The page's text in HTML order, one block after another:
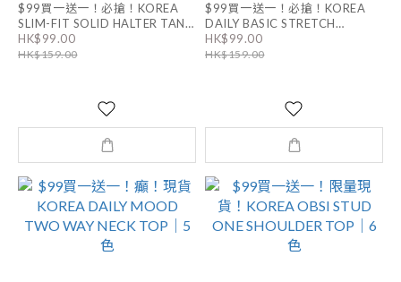
$99買一送一！必搶！KOREA
SLIM-FIT SOLID HALTER TANK
TOP｜11色
HK$99.00
HK$159.00
$99買一送一！必搶！KOREA
DAILY BASIC STRETCH
COLORED STRAP SLEEVELESS
｜8色
HK$99.00
HK$159.00